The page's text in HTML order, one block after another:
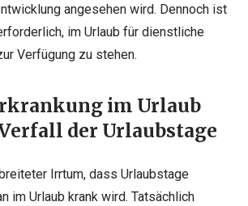
angesehen wird. Dennoch ist
im Urlaub für dienstliche
Verfügung zu stehen.
im Urlaub
der Urlaubstage
Irrtum, dass Urlaubstage
im Urlaub krank wird. Tatsächlich